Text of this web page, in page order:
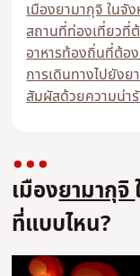
เมืองยามากุจิ ในจั
สถานที่ท่องเที่ยวที่
อาหารท้องถิ่นที่ต้อ
การเดินทางไปยังย
สัมผัสด้วยความน่า
เมืองยามากุจิ
ที่แบบไหน?